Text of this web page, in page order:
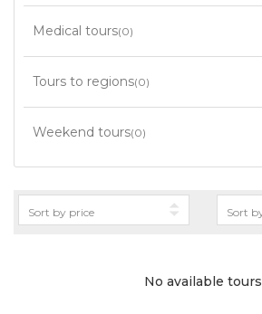
Medical tours(0)
Tours to regions(0)
Weekend tours(0)
No available tours